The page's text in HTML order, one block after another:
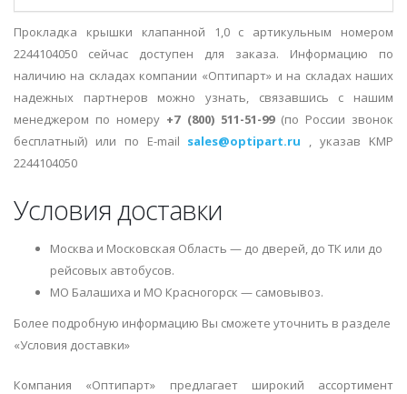
Прокладка крышки клапанной 1,0 с артикульным номером
2244104050 сейчас доступен для заказа. Информацию по
наличию на складах компании «Оптипарт» и на складах наших
надежных партнеров можно узнать, связавшись с нашим
менеджером по номеру +7 (800) 511-51-99(по России звонок
бесплатный) или по E-mail sales@optipart.ru
, указав KMP
2244104050
Условия доставки
Москва и Московская Область — до дверей, до ТК или до
рейсовых автобусов.
МО Балашиха и МО Красногорск — самовывоз.
Более подробную информацию Вы сможете уточнить в разделе
«Условия доставки»
Компания «Оптипарт» предлагает широкий ассортимент